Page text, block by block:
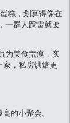
糕，划算得像在
一群人踩雷就变
为美食荒漠，实
家，私房烘焙更
的小聚会。